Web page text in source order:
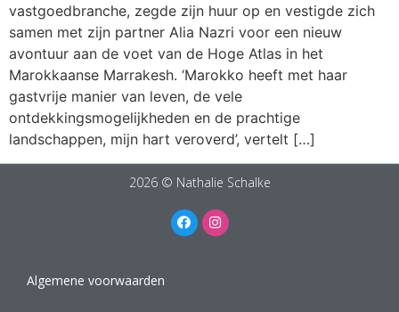
vastgoedbranche, zegde zijn huur op en vestigde zich
samen met zijn partner Alia Nazri voor een nieuw
avontuur aan de voet van de Hoge Atlas in het
Marokkaanse Marrakesh. ‘Marokko heeft met haar
gastvrije manier van leven, de vele
ontdekkingsmogelijkheden en de prachtige
landschappen, mijn hart veroverd’, vertelt […]
2026 © Nathalie Schalke
Algemene voorwaarden